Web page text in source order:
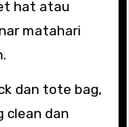
hat atau
matahari
dan tote bag,
clean dan